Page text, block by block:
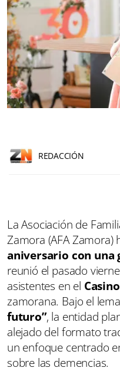
REDACCIÓN
La Asociación de
Zamora (AFA Zamora)
aniversario con una
reunió el pasado
asistentes en el
zamorana. Bajo el lema
futuro”, la entidad
alejado del formato
un enfoque centrado
sobre las demencias.